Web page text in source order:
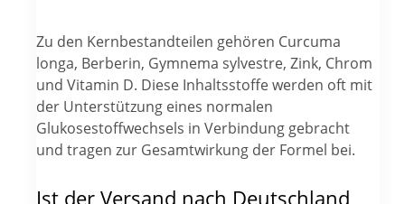
Zu den Kernbestandteilen gehören Curcuma
longa, Berberin, Gymnema sylvestre, Zink, Chrom
und Vitamin D. Diese Inhaltsstoffe werden oft mit
der Unterstützung eines normalen
Glukosestoffwechsels in Verbindung gebracht
und tragen zur Gesamtwirkung der Formel bei.
Ist der Versand nach Deutschland